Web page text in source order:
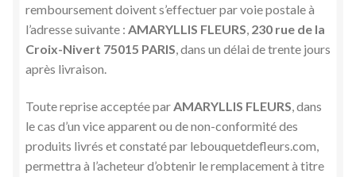
remboursement doivent s’effectuer par voie postale à
l’adresse suivante : AMARYLLIS FLEURS 230 rue de la
Croix-Nivert 75015 PARIS , dans un délai de trente jours
après livraison.
Toute reprise acceptée parAMARYLLIS FLEURS, dans
le cas d’un vice apparent ou de non-conformité des
produits livrés et constaté par lebouquetdefleurs.com,
permettra à l’acheteur d’obtenir le remplacement à titre